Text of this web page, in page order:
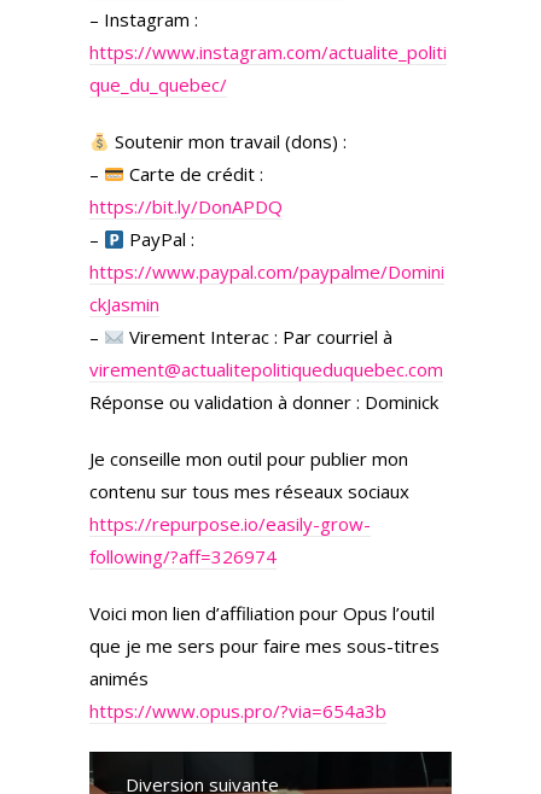
– Instagram :
https://www.instagram.com/actualite_politi
que_du_quebec/
Soutenir mon travail (dons) :
–
Carte de crédit :
https://bit.ly/DonAPDQ
–
PayPal :
https://www.paypal.com/paypalme/Domini
ckJasmin
–
Virement Interac : Par courriel à
virement@actualitepolitiqueduquebec.com
Réponse ou validation à donner : Dominick
Je conseille mon outil pour publier mon
contenu sur tous mes réseaux sociaux
https://repurpose.io/easily-grow-
following/?aff=326974
Voici mon lien d’affiliation pour Opus l’outil
que je me sers pour faire mes sous-titres
animés
https://www.opus.pro/?via=654a3b
Diversion suivante